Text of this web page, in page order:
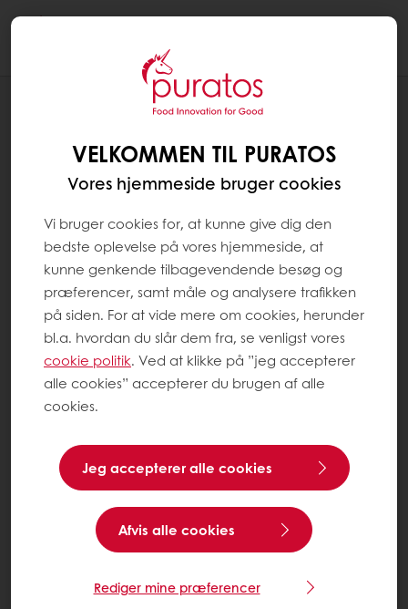
VELKOMMEN TIL PURATOS
Vores hjemmeside bruger cookies
Vi bruger cookies for, at kunne give dig den
bedste oplevelse på vores hjemmeside, at
kunne genkende tilbagevendende besøg og
præferencer, samt måle og analysere trafikken
på siden. For at vide mere om cookies, herunder
bl.a. hvordan du slår dem fra, se venligst vores
cookie politik. Ved at klikke på ”jeg accepterer
alle cookies” accepterer du brugen af alle
cookies.
Jeg accepterer alle cookies
Afvis alle cookies
Rediger mine præferencer